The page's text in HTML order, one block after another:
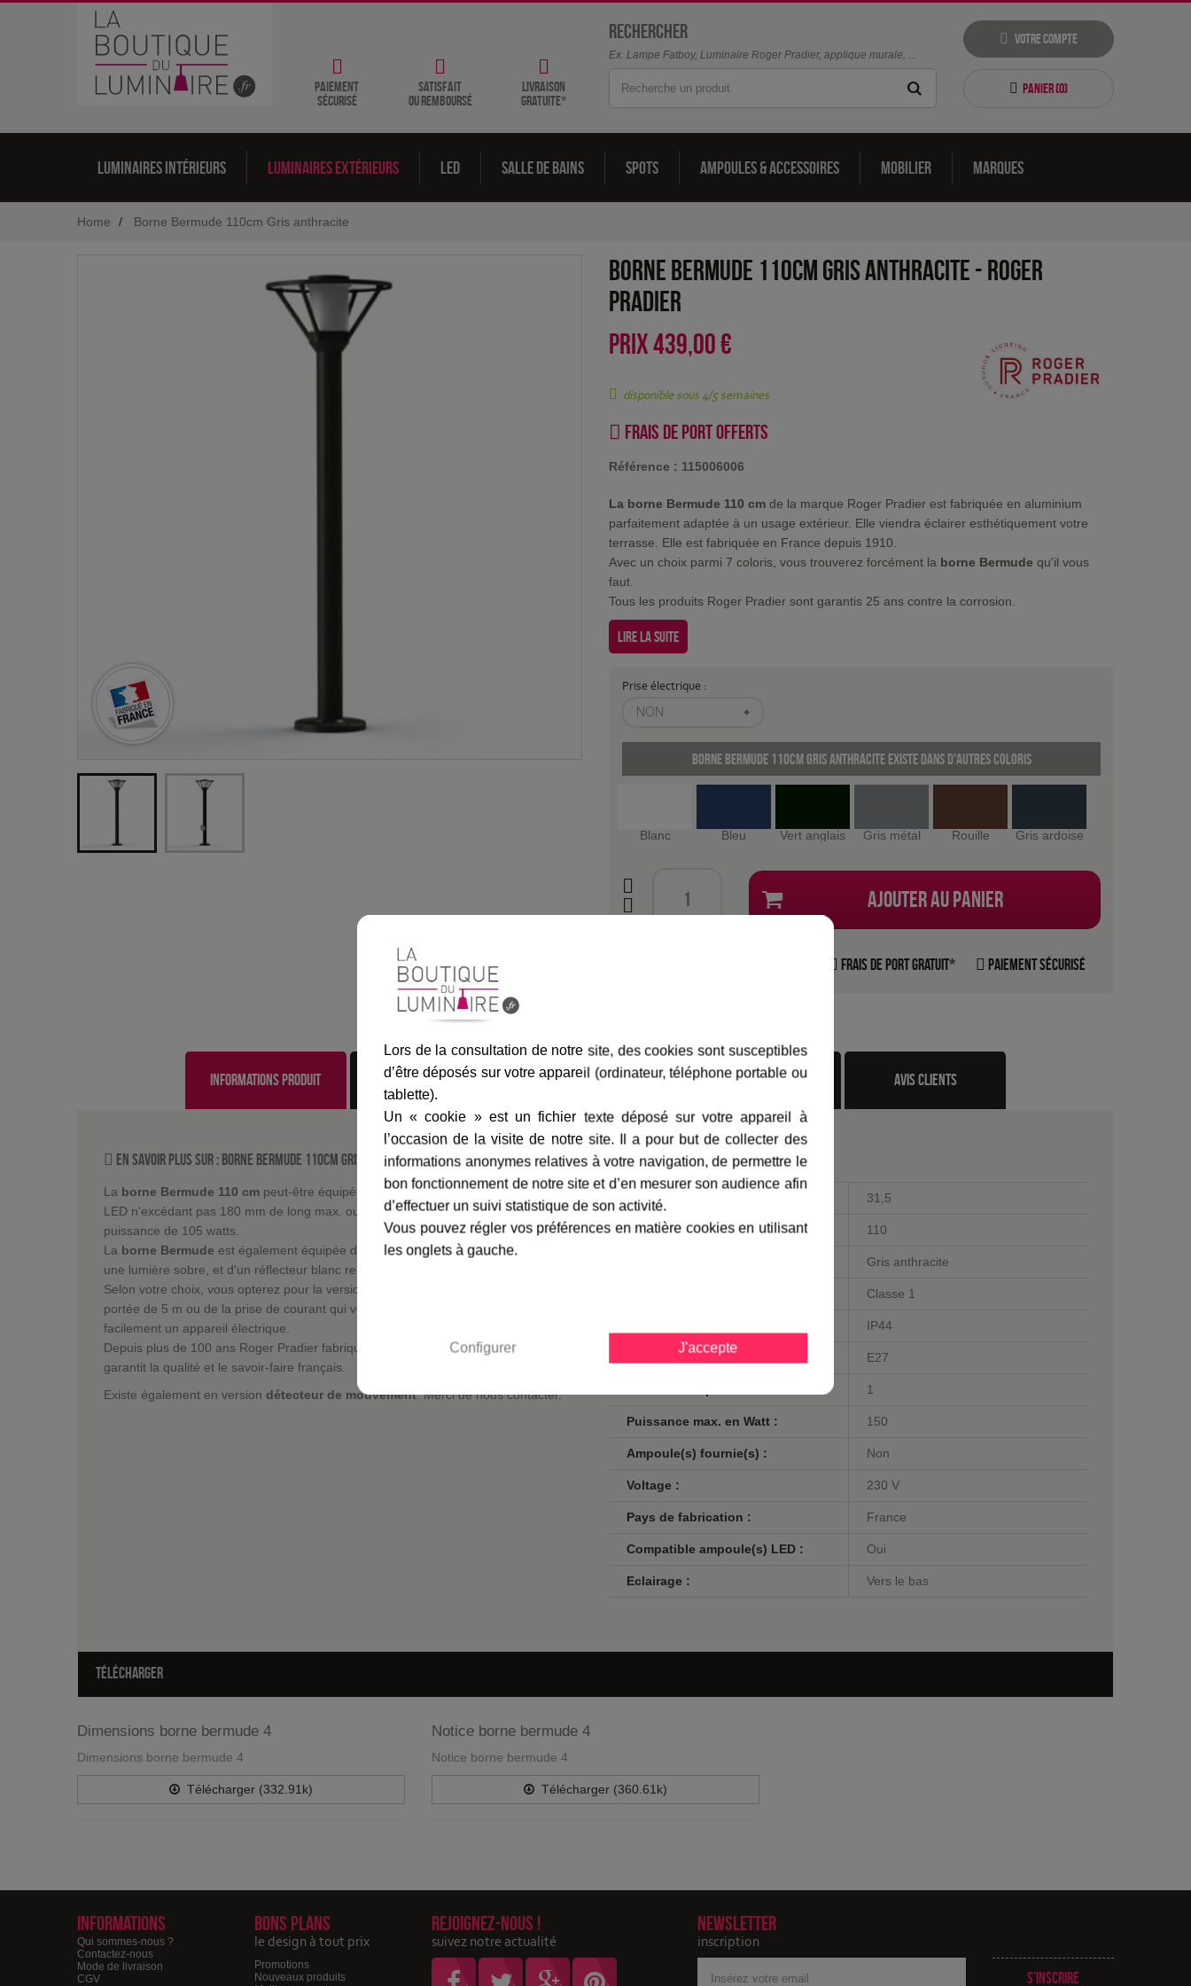
Paiement
sécurisé
satisfait
ou remboursé
livraison
gratuite*
Rechercher
Ex. Lampe Fatboy, Luminaire Roger Pradier, applique murale, ...
Votre compte
Panier (0)
Luminaires intérieurs Luminaires extérieurs LED Salle de bains Spots Ampoules & accessoires Mobilier Marques
Home Borne Bermude 110cm Gris anthracite
Borne Bermude 110cm Gris anthracite - Roger
Pradier
PRIX439,00 €
disponible sous 4/5 semaines
Frais de port offerts
Référence : 115006006
La borne Bermude 110 cm de la marque Roger Pradier est fabriquée en aluminium
parfaitement adaptée à un usage extérieur. Elle viendra éclairer esthétiquement votre
terrasse. Elle est fabriquée en France depuis 1910.
Avec un choix parmi 7 coloris, vous trouverez forcément la borne Bermude qu'il vous
faut.
Tous les produits Roger Pradier sont garantis 25 ans contre la corrosion.
Lire la suite
Prise électrique :
NON
Borne Bermude 110cm Gris anthracite existe dans d'autres coloris
Blanc Bleu Vert anglais Gris métal Rouille Gris ardoise
Ajouter au panier
Frais de port gratuit* Paiement sécurisé
Informations produit marque livraison gamme complète avis clients
En savoir plus sur : Borne Bermude 110cm Gris anthracite-Roger Pradier
La borne Bermude 110 cm peut-être équipée d'une ampoule basse consommation,
LED n'excédant pas 180 mm de long max. ou d'une ampoule halogène d'une
puissance de 105 watts.
La borne Bermude est également équipée d'un diffuseur en verre dépoli assurant
une lumière sobre, et d'un réflecteur blanc renvoyant la lumière vers le bas.
Selon votre choix, vous opterez pour la version avec détecteur de mouvement d'une
portée de 5 m ou de la prise de courant qui vous permettra de brancher très
facilement un appareil électrique.
Depuis plus de 100 ans Roger Pradier fabrique des luminaires extérieurs et vous
garantit la qualité et le savoir-faire français.
Existe également en version détecteur de mouvement.Merci de nous contacter.
Fiche technique
Largeur en cm : 31,5
Hauteur en cm : 110
Gris anthracite
Classe 1
IP44
E27
1
Puissance max. en Watt : 150
Ampoule(s) fournie(s) : Non
Voltage : 230 V
Pays de fabrication : France
Compatible ampoule(s) LED : Oui
Eclairage : Vers le bas
TÉLÉCHARGER
Dimensions borne bermude 4
Dimensions borne bermude 4
Télécharger (332.91k)
Notice borne bermude 4
Notice borne bermude 4
Télécharger (360.61k)
Informations
Qui sommes-nous ?
Contactez-nous
Mode de livraison
CGV
Bons plans
le design à tout prix
Promotions
Nouveaux produits
Rejoignez-nous !
suivez notre actualité
Newsletter
inscription
adresse
S’inscrire
Lors de la consultation de notre site, des cookies sont susceptibles
d’être déposés sur votre appareil (ordinateur, téléphone portable ou
tablette).
Un « cookie » est un fichier texte déposé sur votre appareil à
l’occasion de la visite de notre site. Il a pour but de collecter des
informations anonymes relatives à votre navigation, de permettre le
bon fonctionnement de notre site et d’en mesurer son audience afin
d’effectuer un suivi statistique de son activité.
Vous pouvez régler vos préférences en matière cookies en utilisant
les onglets à gauche.
Configurer J'accepte